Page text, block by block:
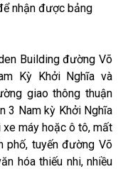
nhận được bảng
Building đường Võ
Kỳ Khởi Nghĩa và
giao thông thuận
3 Nam kỳ Khởi Nghĩa
máy hoặc ô tô, mất
phố, tuyến đường Võ
hóa thiếu nhi, nhiều